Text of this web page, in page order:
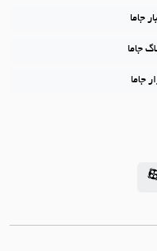
جاما
جاما
جاما
لینکداین
جاما در تلگرام
سامانه جاما در آپارات